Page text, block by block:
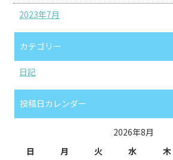
2023年7月
カテゴリー
日記
投稿日カレンダー
2026年8月
日
月 火 水 木